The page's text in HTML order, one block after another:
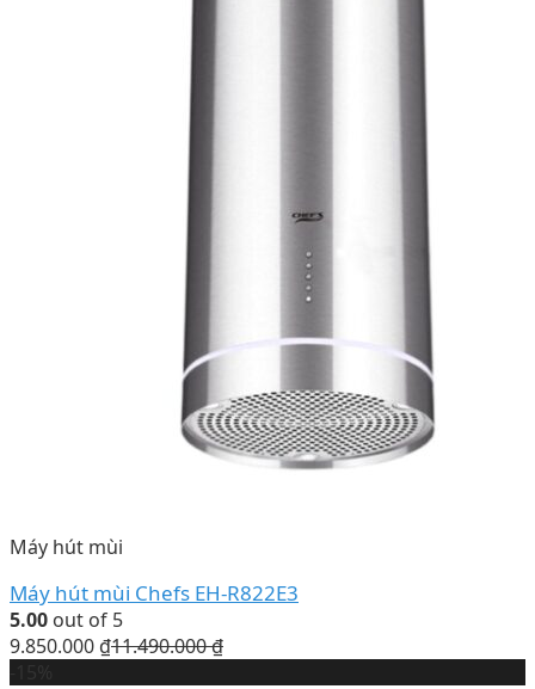
Máy hút mùi
Máy hút mùi Chefs EH-R822E3
5.00 out of 5
9.850.000 ₫11.490.000₫